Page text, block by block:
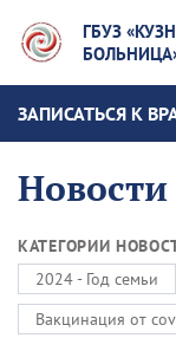
ГБУЗ
ЗАПИСАТЬСЯ К
Новости
КАТЕГОРИИ
2024 - Год семьи
Вакцинация от